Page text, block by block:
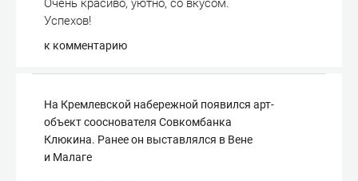
Очень красиво, уютно, со вкусом.
Успехов!
к комментарию
На Кремлевской набережной появился арт-
объект сооснователя Совкомбанка
Клюкина. Ранее он выставлялся в Вене
и Малаге